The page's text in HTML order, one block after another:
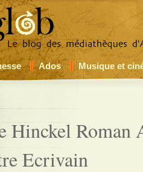
Ados Musique et
Hinckel Roman
Ecrivain